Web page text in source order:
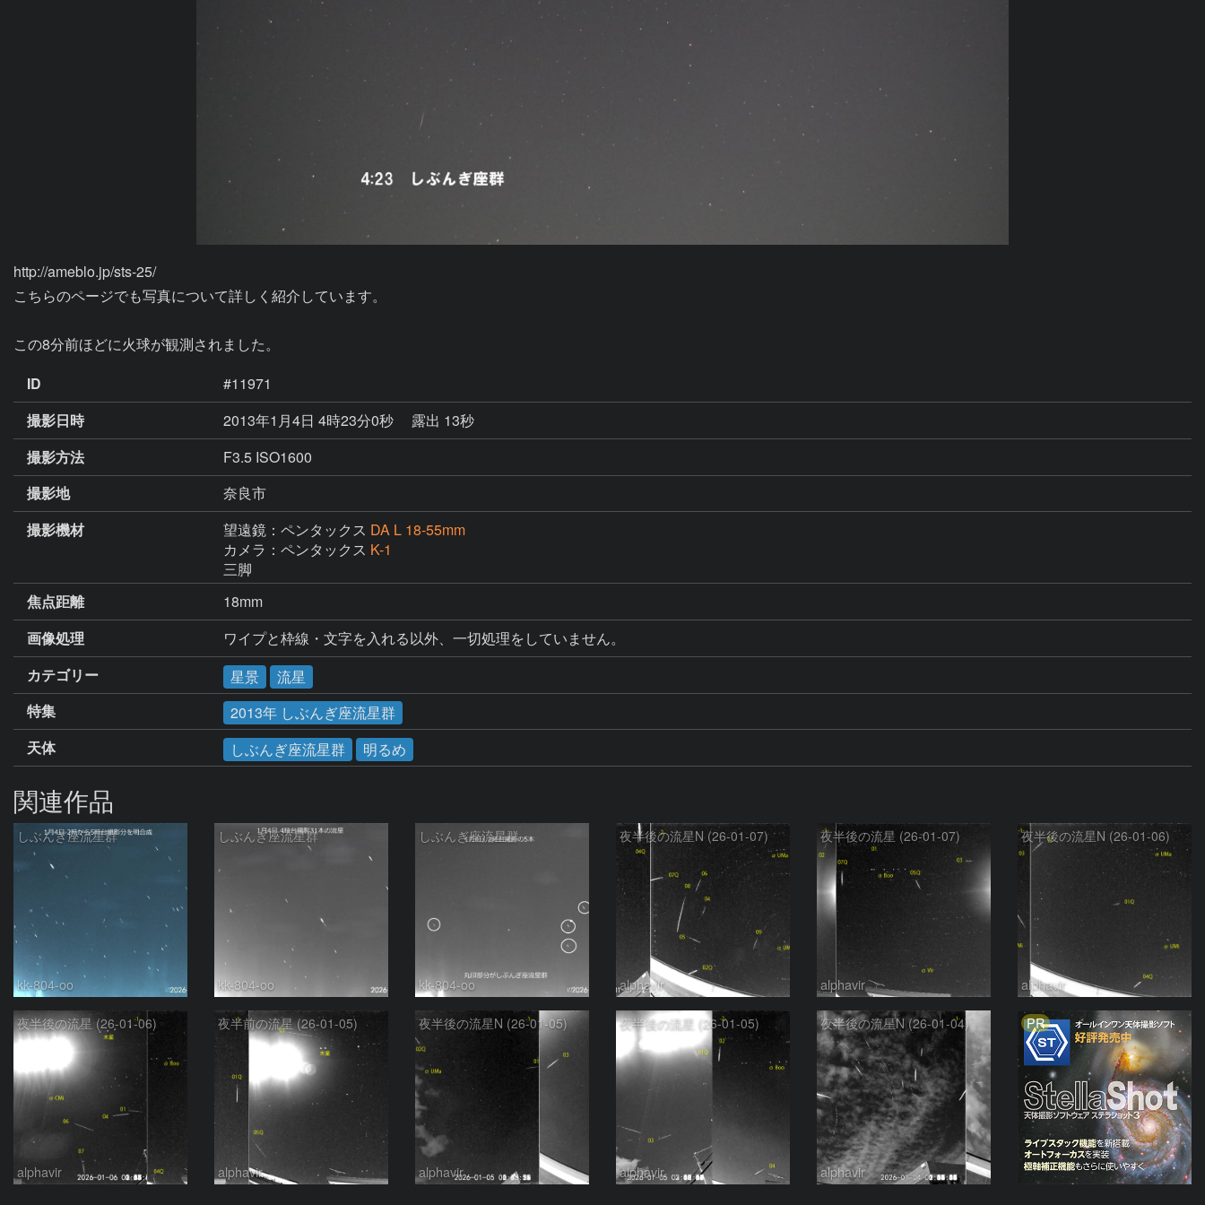
http://ameblo.jp/sts-25/
こちらのページでも写真について詳しく紹介しています。
この8分前ほどに火球が観測されました。
ID
#11971
撮影日時
2013年1月4日 4時23分0秒
露出 13秒
撮影方法
F3.5 ISO1600
撮影地
奈良市
撮影機材
望遠鏡：ペンタックス DA L 18-55mm
カメラ：ペンタックス K-1
三脚
焦点距離
18mm
画像処理
ワイプと枠線・文字を入れる以外、一切処理をしていません。
カテゴリー
星景
流星
特集
2013年 しぶんぎ座流星群
天体
しぶんぎ座流星群 明るめ
関連作品
しぶんぎ座流星群
kk-804-oo
しぶんぎ座流星群
kk-804-oo
しぶんぎ座流星群
kk-804-oo
夜半後の流星N (26-01-07)
alphavir
夜半後の流星 (26-01-07)
alphavir
夜半後の流星N (26-01-06)
alphavir
夜半後の流星 (26-01-06)
alphavir
夜半前の流星 (26-01-05)
alphavir
夜半後の流星N (26-01-05)
alphavir
夜半後の流星 (26-01-05)
alphavir
夜半後の流星N (26-01-04)
alphavir
PR